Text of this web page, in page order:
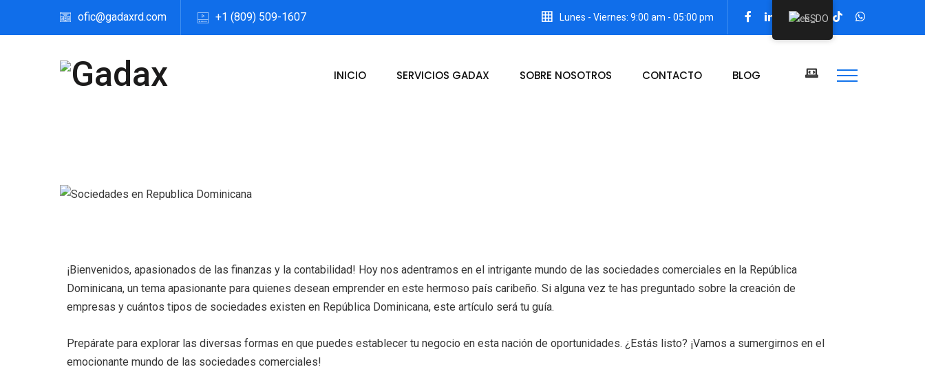
ofic@gadaxrd.com +1 (809) 509-1607 Lunes - Viernes: 9:00 am - 05:00 pm
INICIO SERVICIOS GADAX SOBRE NOSOTROS CONTACTO BLOG
¡Bienvenidos, apasionados de las finanzas y la contabilidad! Hoy nos adentramos en el intrigante mundo de las sociedades comerciales en la República
Dominicana, un tema apasionante para quienes desean emprender en este hermoso país caribeño. Si alguna vez te has preguntado sobre la creación de
empresas y cuántos tipos de sociedades existen en República Dominicana, este artículo será tu guía.
Prepárate para explorar las diversas formas en que puedes establecer tu negocio en esta nación de oportunidades. ¿Estás listo? ¡Vamos a sumergirnos en el
emocionante mundo de las sociedades comerciales!
ES